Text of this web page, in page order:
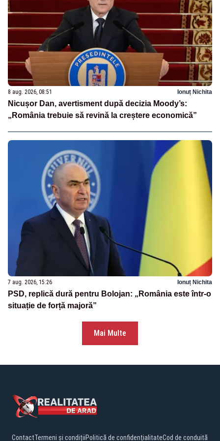
8 aug. 2026, 08:51 Ionuț Nichita
Nicușor Dan, avertisment după decizia Moody’s:
„România trebuie să revină la creștere economică”
7 aug. 2026, 15:26 Ionuț Nichita
PSD, replică dură pentru Bolojan: „România este într-o
situație de forță majoră”
Mai Multe
ContactTermeni și condițiiPolitică de confidențialitateCod de conduită